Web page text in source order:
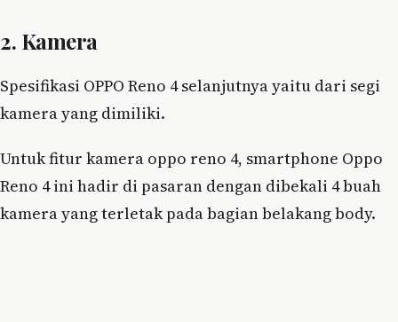
2. Kamera
Spesifikasi OPPO Reno 4 selanjutnya yaitu dari segi
kamera yang dimiliki.
Untuk fitur kamera oppo reno 4, smartphone Oppo
Reno 4 ini hadir di pasaran dengan dibekali 4 buah
kamera yang terletak pada bagian belakang body.